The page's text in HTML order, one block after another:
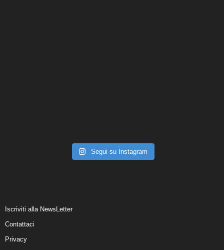
Segui su Instagram
Iscriviti alla NewsLetter
Contattaci
Privacy